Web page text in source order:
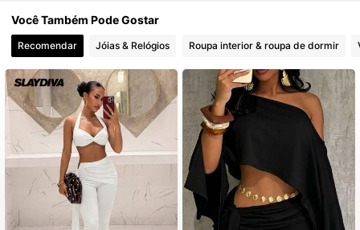
4,77
4,77 3M Seguidores
Você Também Pode Gostar
Recomendar Jóias & Relógios Roupa interior & roupa de dormir